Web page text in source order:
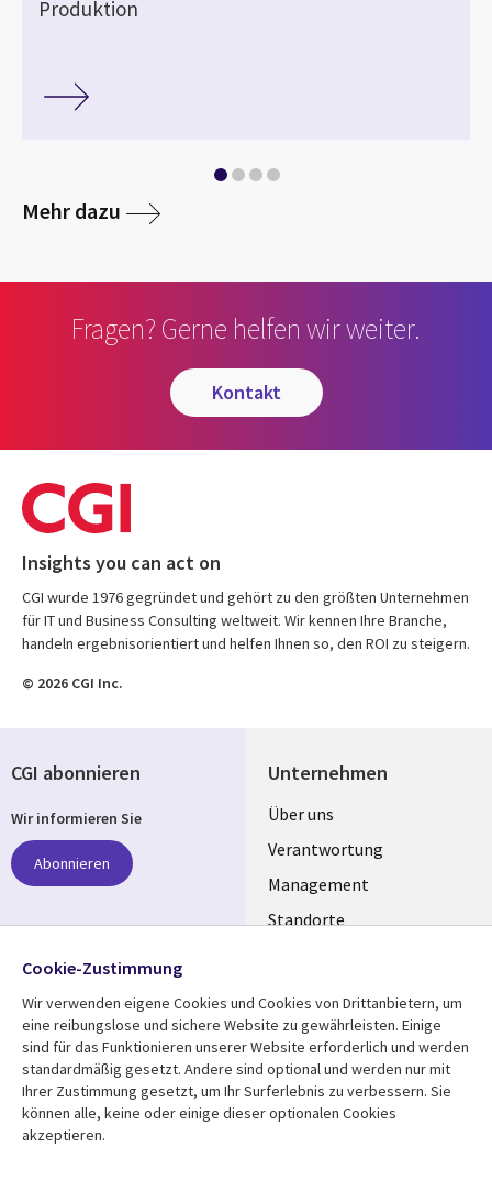
Produktion
Mehr dazu
Fragen? Gerne helfen wir weiter.
kontakt
Insights you can act on
CGI wurde 1976 gegründet und gehört zu den größten Unternehmen
für IT und Business Consulting weltweit. Wir kennen Ihre Branche,
handeln ergebnisorientiert und helfen Ihnen so, den ROI zu steigern.
© 2026 CGI Inc.
Unternehmen
Useful
links
GERMANY
Über uns
Verantwortung
Management
Standorte
Mediathek
Library
Aktuelles
Rechtliches
CGI abonnieren
Wir informieren Sie
Abonnieren
Folgen Sie uns
Social
Media
GERMANY
Cookie-Zustimmung
Wir verwenden eigene Cookies und Cookies von Drittanbietern, um
eine reibungslose und sichere Website zu gewährleisten. Einige
sind für das Funktionieren unserer Website erforderlich und werden
standardmäßig gesetzt. Andere sind optional und werden nur mit
Ihrer Zustimmung gesetzt, um Ihr Surferlebnis zu verbessern. Sie
können alle, keine oder einige dieser optionalen Cookies
akzeptieren.